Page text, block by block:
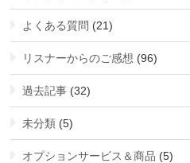
よくある質問 (21)
リスナーからのご感想 (96)
過去記事 (32)
未分類 (5)
オプションサービス＆商品 (5)